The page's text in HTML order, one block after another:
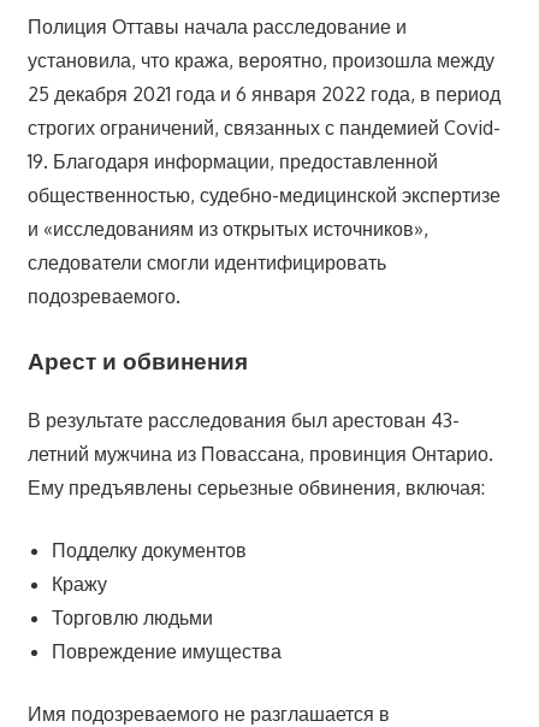
Полиция Оттавы начала расследование и
установила, что кража, вероятно, произошла между
25 декабря 2021 года и 6 января 2022 года, в период
строгих ограничений, связанных с пандемией Covid-
19. Благодаря информации, предоставленной
общественностью, судебно-медицинской экспертизе
и «исследованиям из открытых источников»,
следователи смогли идентифицировать
подозреваемого.
Арест и обвинения
В результате расследования был арестован 43-
летний мужчина из Повассана, провинция Онтарио.
Ему предъявлены серьезные обвинения, включая:
Подделку документов
Кражу
Торговлю людьми
Повреждение имущества
Имя подозреваемого не разглашается в